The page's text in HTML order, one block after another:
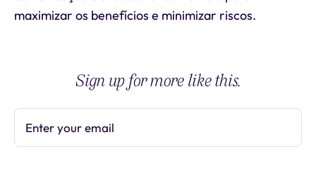
maximizar os benefícios e minimizar riscos.
Sign up for more like this.
Enter your email